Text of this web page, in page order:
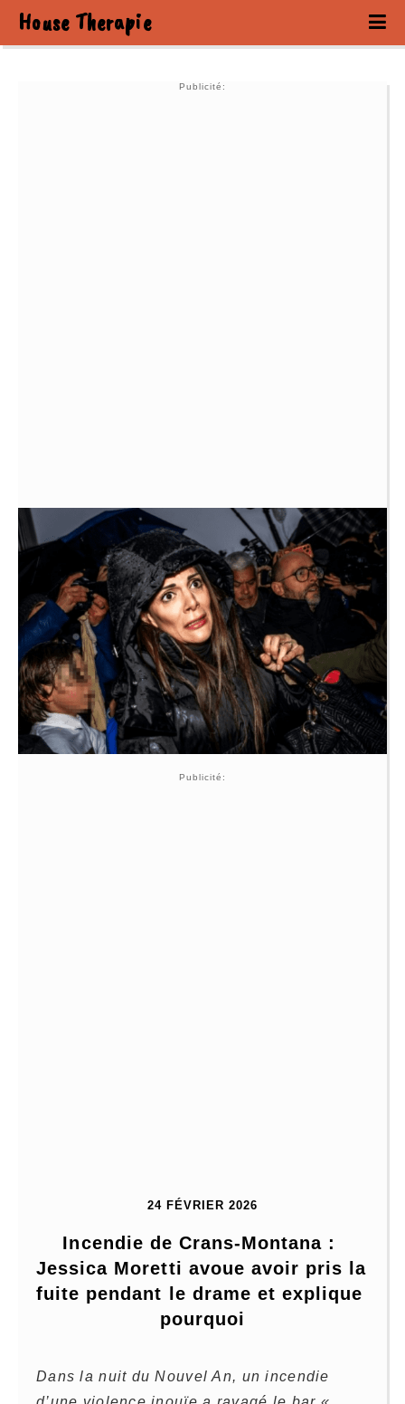
House Therapie
Publicité:
Publicité:
24 FÉVRIER 2026
Incendie de Crans-Montana :
Jessica Moretti avoue avoir pris la
fuite pendant le drame et explique
pourquoi
Dans la nuit du Nouvel An, un incendie